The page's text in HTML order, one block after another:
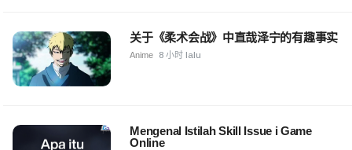
关于《柔术会战》中直哉泽宁的有趣事实
Anime 8 小时 lalu
Mengenal Istilah Skill Issue i Game
Online